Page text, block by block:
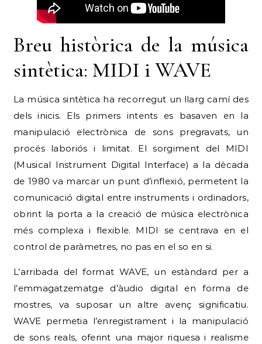
Breu històrica de la música
sintètica: MIDI i WAVE
La música sintètica ha recorregut un llarg camí des
dels inicis. Els primers intents es basaven en la
manipulació electrònica de sons pregravats, un
procés laboriós i limitat. El sorgiment del MIDI
(Musical Instrument Digital Interface) a la dècada
de 1980 va marcar un punt d’inflexió, permetent la
comunicació digital entre instruments i ordinadors,
obrint la porta a la creació de música electrònica
més complexa i flexible. MIDI se centrava en el
control de paràmetres, no pas en el so en si.
L’arribada del format WAVE, un estàndard per a
l’emmagatzematge d’àudio digital en forma de
mostres, va suposar un altre avenç significatiu.
WAVE permetia l’enregistrament i la manipulació
de sons reals, oferint una major riquesa i realisme